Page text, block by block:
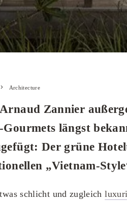
Architecture
Zannier
Gourmets längst
Der grüne
„Vietnam-
schlicht und zugleich